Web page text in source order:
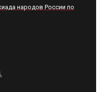
народов России по